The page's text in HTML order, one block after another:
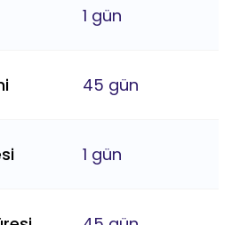
1 gün
45 gün
1 gün